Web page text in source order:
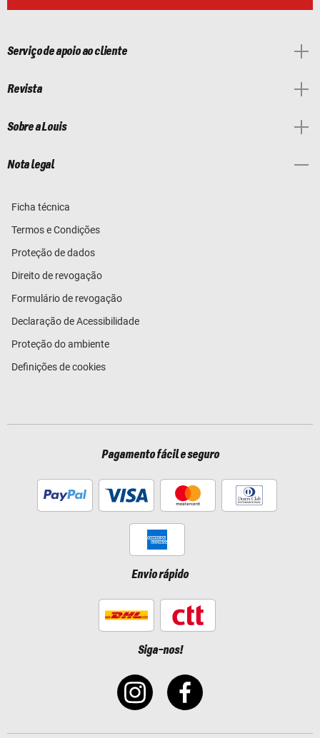
Serviço de apoio ao cliente
Revista
Sobre a Louis
Nota legal
Ficha técnica
Termos e Condições
Proteção de dados
Direito de revogação
Formulário de revogação
Declaração de Acessibilidade
Proteção do ambiente
Definições de cookies
Pagamento fácil e seguro
Envio rápido
Siga-nos!